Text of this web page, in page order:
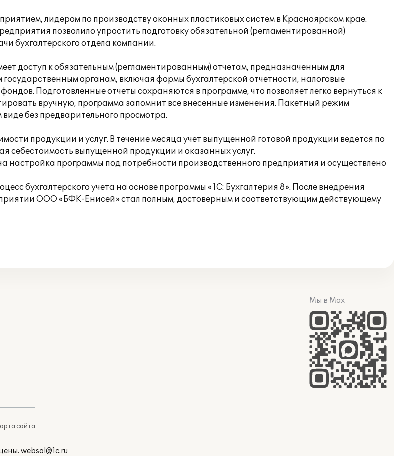
лидером по производству оконных пластиковых систем в Красноярском крае.
позволило упростить подготовку обязательной (регламентированной)
бухгалтерского отдела компании.
доступ к обязательным (регламентированным) отчетам, предназначенным для
органам, включая формы бухгалтерской отчетности, налоговые
Подготовленные отчеты сохраняются в программе, что позволяет легко вернуться к
вручную, программа запомнит все внесенные изменения. Пакетный режим
без предварительного просмотра.
продукции и услуг. В течение месяца учет выпущенной готовой продукции ведется по
себестоимость выпущенной продукции и оказанных услуг.
программы под потребности производственного предприятия и осуществлено
бухгалтерского учета на основе программы «1С: Бухгалтерия 8». После внедрения
ООО «БФК-Енисей» стал полным, достоверным и соответствующим действующему
сайта
Мы в Max
websol@1c.ru